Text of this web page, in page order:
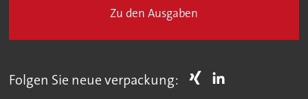
Zu den Ausgaben
Folgen Sie neue verpackung: